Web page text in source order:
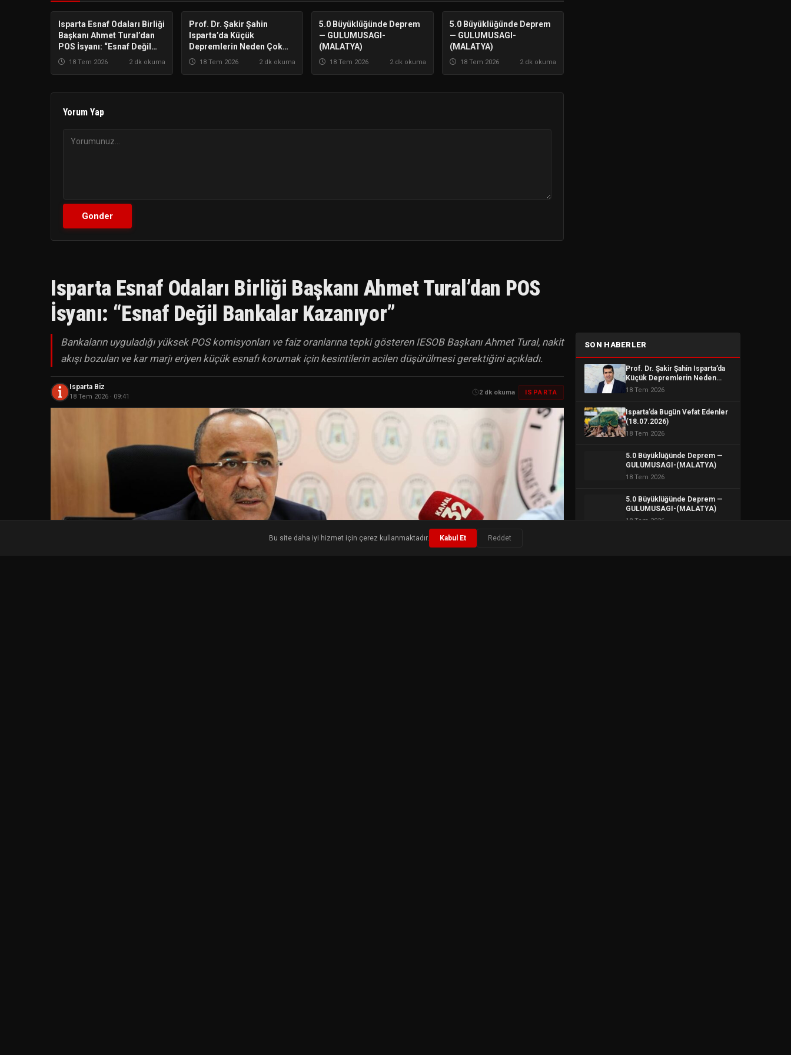
ISPARTA
Isparta Esnaf Odaları Birliği
Başkanı Ahmet Tural’dan
POS İsyanı: “Esnaf Değil
Bankalar Kazanıyor”
18 Tem 2026 2 dk okuma
ISPARTA
Prof. Dr. Şakir Şahin
Isparta’da Küçük
Depremlerin Neden Çok
Hissedildiğini Açıkladı
18 Tem 2026 2 dk okuma
ISPARTA
5.0 Büyüklüğünde Deprem
— GULUMUSAGI-
(MALATYA)
18 Tem 2026 2 dk okuma
ISPARTA
5.0 Büyüklüğünde Deprem
— GULUMUSAGI-
(MALATYA)
18 Tem 2026 2 dk okuma
Yorum Yap
Isparta Esnaf Odaları Birliği Başkanı Ahmet Tural’dan POS
İsyanı: “Esnaf Değil Bankalar Kazanıyor”
Bankaların uyguladığı yüksek POS komisyonları ve faiz oranlarına tepki gösteren IESOB Başkanı Ahmet Tural, nakit
akışı bozulan ve kar marjı eriyen küçük esnafı korumak için kesintilerin acilen düşürülmesi gerektiğini açıkladı.
Isparta Biz
18 Tem 2026 · 09:41
2 dk okuma ISPARTA
SON HABERLER
Prof. Dr. Şakir Şahin Isparta’da
Küçük Depremlerin Neden
Çok Hissedildiğini Açıkladı
18 Tem 2026
Isparta’da Bugün Vefat Edenler
(18.07.2026)
18 Tem 2026
5.0 Büyüklüğünde Deprem —
GULUMUSAGI-(MALATYA)
18 Tem 2026
5.0 Büyüklüğünde Deprem —
GULUMUSAGI-(MALATYA)
18 Tem 2026
Bu site daha iyi hizmet için çerez kullanmaktadır. Kabul Et Reddet